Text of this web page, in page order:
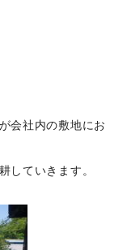
会社内の敷地にお
していきます。